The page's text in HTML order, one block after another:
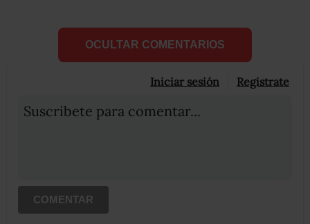
OCULTAR COMENTARIOS
Iniciar sesión Registrate
Suscribete para comentar...
COMENTAR